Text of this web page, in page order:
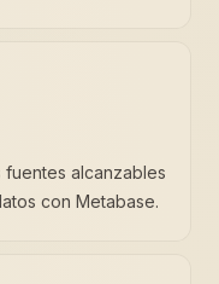
fuentes alcanzables
con Metabase.